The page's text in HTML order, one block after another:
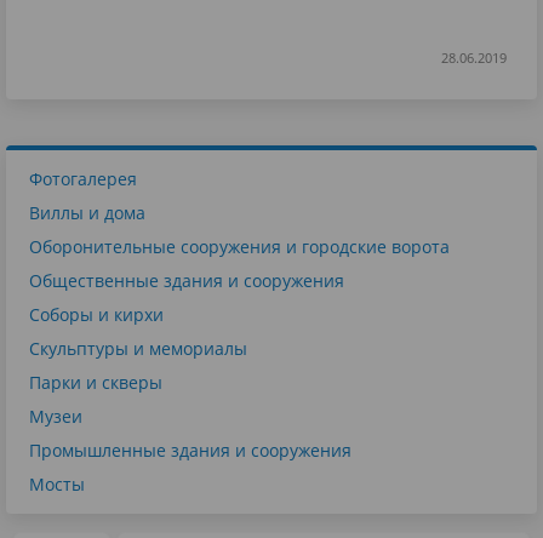
28.06.2019
Фотогалерея
Виллы и дома
Оборонительные сооружения и городские ворота
Общественные здания и сооружения
Соборы и кирхи
Скульптуры и мемориалы
Парки и скверы
Музеи
Промышленные здания и сооружения
Мосты